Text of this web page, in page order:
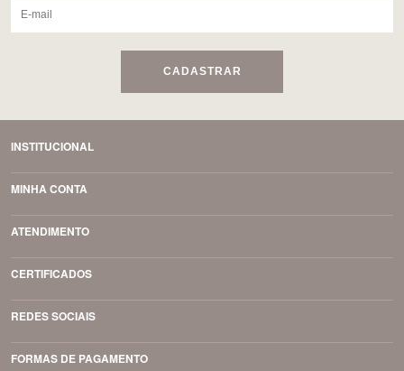
CADASTRAR
INSTITUCIONAL
MINHA CONTA
ATENDIMENTO
CERTIFICADOS
REDES SOCIAIS
FORMAS DE PAGAMENTO